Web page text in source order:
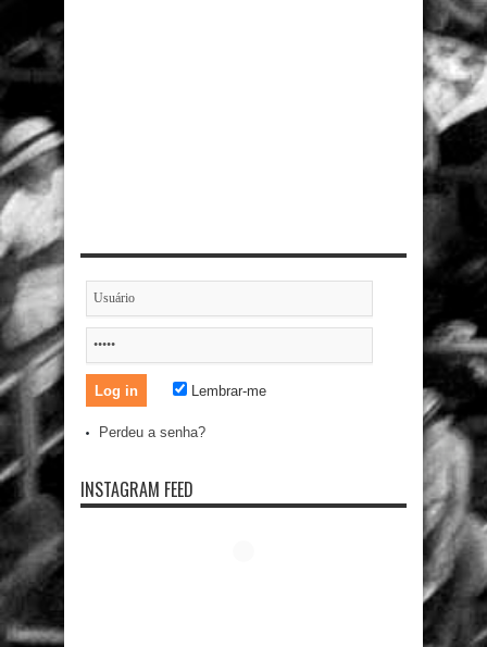
Lembrar-me
Perdeu a senha?
INSTAGRAM FEED